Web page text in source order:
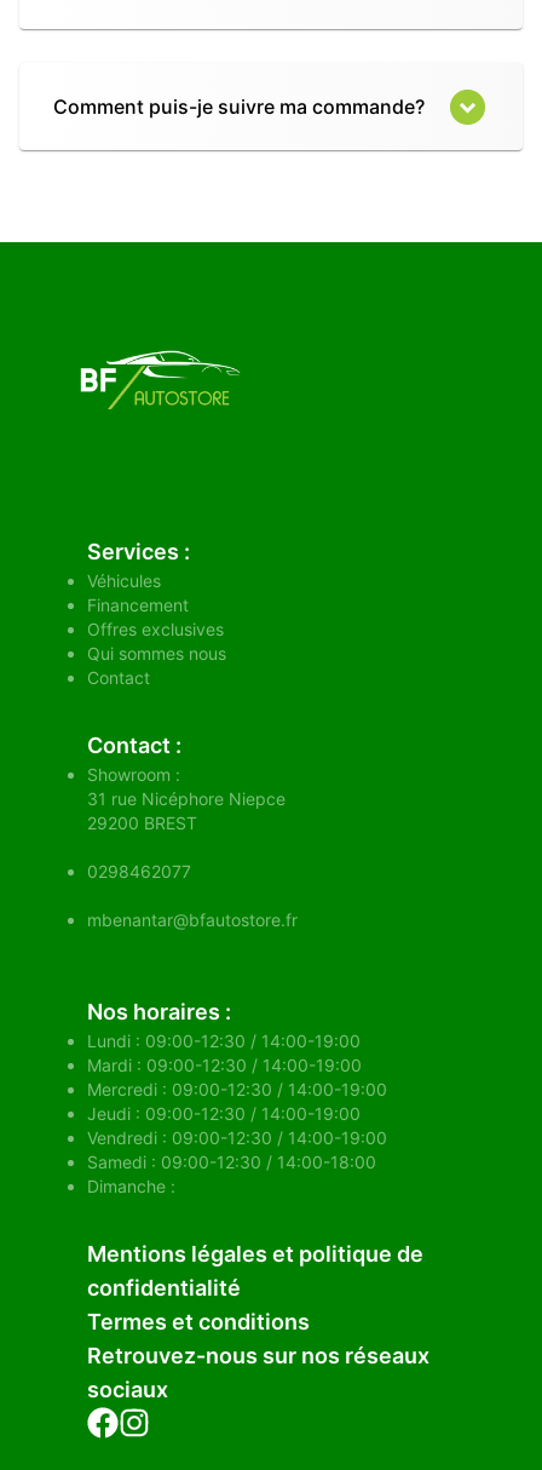
Comment puis-je suivre ma commande?
Services :
Véhicules
Financement
Offres exclusives
Qui sommes nous
Contact
Contact :
Showroom :
31 rue Nicéphore Niepce
29200 BREST
0298462077
mbenantar@bfautostore.fr
Nos horaires :
Lundi : 09:00-12:30 / 14:00-19:00
Mardi : 09:00-12:30 / 14:00-19:00
Mercredi : 09:00-12:30 / 14:00-19:00
Jeudi : 09:00-12:30 / 14:00-19:00
Vendredi : 09:00-12:30 / 14:00-19:00
Samedi : 09:00-12:30 / 14:00-18:00
Dimanche :
Mentions légales et politique de
confidentialité
Termes et conditions
Retrouvez-nous sur nos réseaux
sociaux